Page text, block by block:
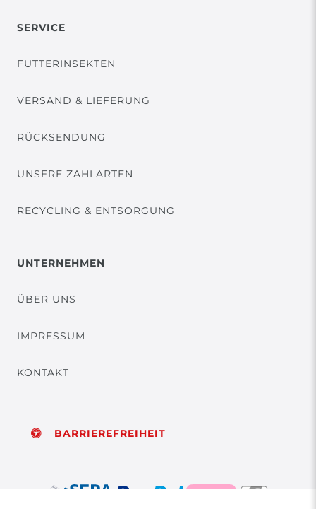
SERVICE
FUTTERINSEKTEN
VERSAND & LIEFERUNG
RÜCKSENDUNG
UNSERE ZAHLARTEN
RECYCLING & ENTSORGUNG
UNTERNEHMEN
ÜBER UNS
IMPRESSUM
KONTAKT
BARRIEREFREIHEIT